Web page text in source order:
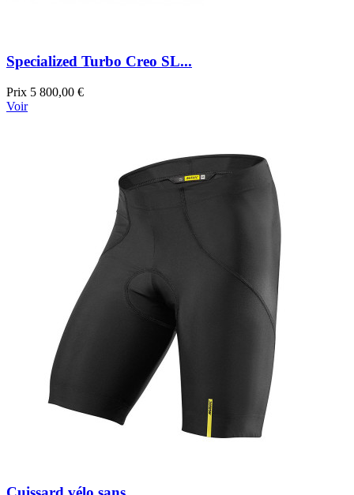
Specialized Turbo Creo SL...
Prix 5 800,00 €
Voir